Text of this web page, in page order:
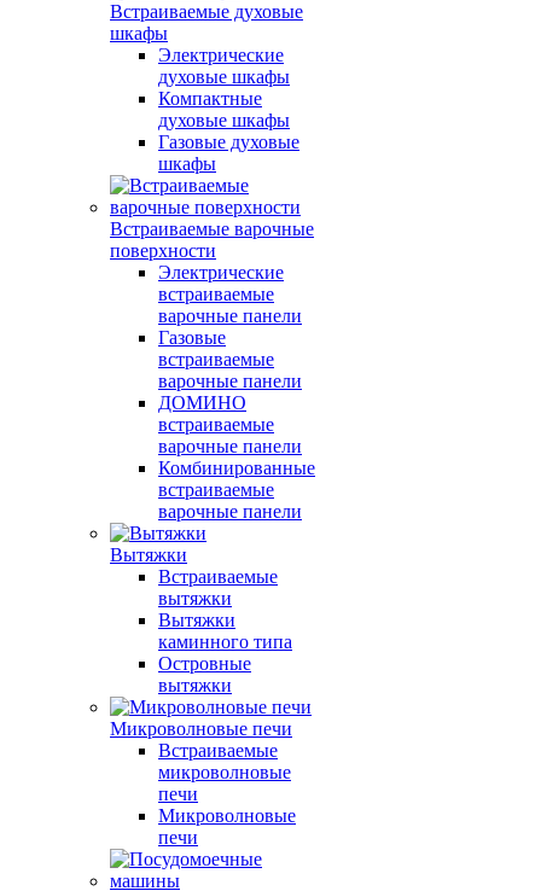
Встраиваемые духовые
шкафы
Электрические
духовые шкафы
Компактные
духовые шкафы
Газовые духовые
шкафы
Встраиваемые варочные
поверхности
Электрические
встраиваемые
варочные панели
Газовые
встраиваемые
варочные панели
ДОМИНО
встраиваемые
варочные панели
Комбинированные
встраиваемые
варочные панели
Вытяжки
Встраиваемые
вытяжки
Вытяжки
каминного типа
Островные
вытяжки
Микроволновые печи
Встраиваемые
микроволновые
печи
Микроволновые
печи